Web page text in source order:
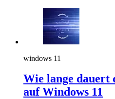
windows 11
Wie lange dauert
auf Windows 11